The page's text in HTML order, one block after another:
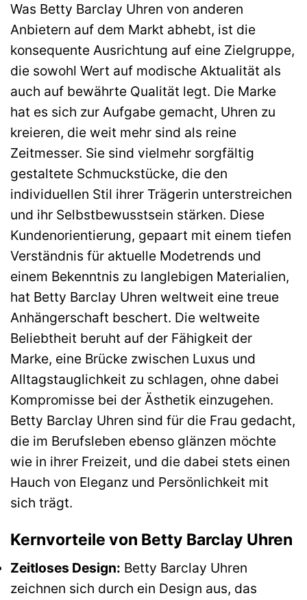
Was Betty Barclay Uhren von anderen
Anbietern auf dem Markt abhebt, ist die
konsequente Ausrichtung auf eine Zielgruppe,
die sowohl Wert auf modische Aktualität als
auch auf bewährte Qualität legt. Die Marke
hat es sich zur Aufgabe gemacht, Uhren zu
kreieren, die weit mehr sind als reine
Zeitmesser. Sie sind vielmehr sorgfältig
gestaltete Schmuckstücke, die den
individuellen Stil ihrer Trägerin unterstreichen
und ihr Selbstbewusstsein stärken. Diese
Kundenorientierung, gepaart mit einem tiefen
Verständnis für aktuelle Modetrends und
einem Bekenntnis zu langlebigen Materialien,
hat Betty Barclay Uhren weltweit eine treue
Anhängerschaft beschert. Die weltweite
Beliebtheit beruht auf der Fähigkeit der
Marke, eine Brücke zwischen Luxus und
Alltagstauglichkeit zu schlagen, ohne dabei
Kompromisse bei der Ästhetik einzugehen.
Betty Barclay Uhren sind für die Frau gedacht,
die im Berufsleben ebenso glänzen möchte
wie in ihrer Freizeit, und die dabei stets einen
Hauch von Eleganz und Persönlichkeit mit
sich trägt.
Kernvorteile von Betty Barclay Uhren
Zeitloses Design: Betty Barclay Uhren
zeichnen sich durch ein Design aus, das